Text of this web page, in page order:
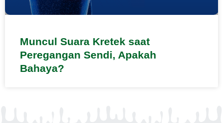
Muncul Suara Kretek saat
Peregangan Sendi, Apakah
Bahaya?